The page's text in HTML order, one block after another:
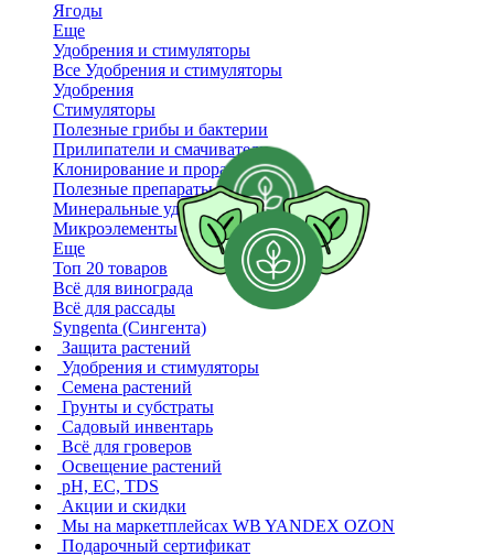
Ягоды
Еще
Удобрения и стимуляторы
Все Удобрения и стимуляторы
Удобрения
Стимуляторы
Полезные грибы и бактерии
Прилипатели и смачиватели
Клонирование и проращивание
Полезные препараты
Минеральные удобрения
Микроэлементы
Еще
Топ 20 товаров
Всё для винограда
Всё для рассады
Syngenta (Сингента)
Защита растений
Удобрения и стимуляторы
Семена растений
Грунты и субстраты
Садовый инвентарь
Всё для гроверов
Освещение растений
pH, EC, TDS
Акции и скидки
Мы на маркетплейсах WB YANDEX OZON
Подарочный сертификат